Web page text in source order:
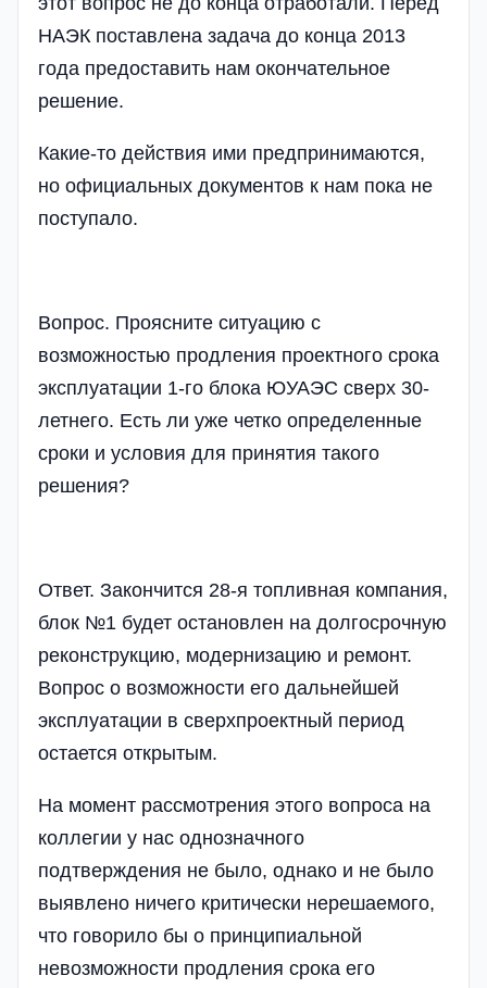
НАЭК поставлена задача до конца 2013
года предоставить нам окончательное
решение.
Какие-то действия ими предпринимаются,
но официальных документов к нам пока не
поступало.
Вопрос. Проясните ситуацию с
возможностью продления проектного срока
эксплуатации 1-го блока ЮУАЭС сверх 30-
летнего. Есть ли уже четко определенные
сроки и условия для принятия такого
решения?
Ответ. Закончится 28-я топливная компания,
блок №1 будет остановлен на долгосрочную
реконструкцию, модернизацию и ремонт.
Вопрос о возможности его дальнейшей
эксплуатации в сверхпроектный период
остается открытым.
На момент рассмотрения этого вопроса на
коллегии у нас однозначного
подтверждения не было, однако и не было
выявлено ничего критически нерешаемого,
что говорило бы о принципиальной
невозможности продления срока его